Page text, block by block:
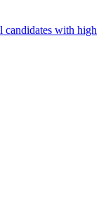
candidates with high